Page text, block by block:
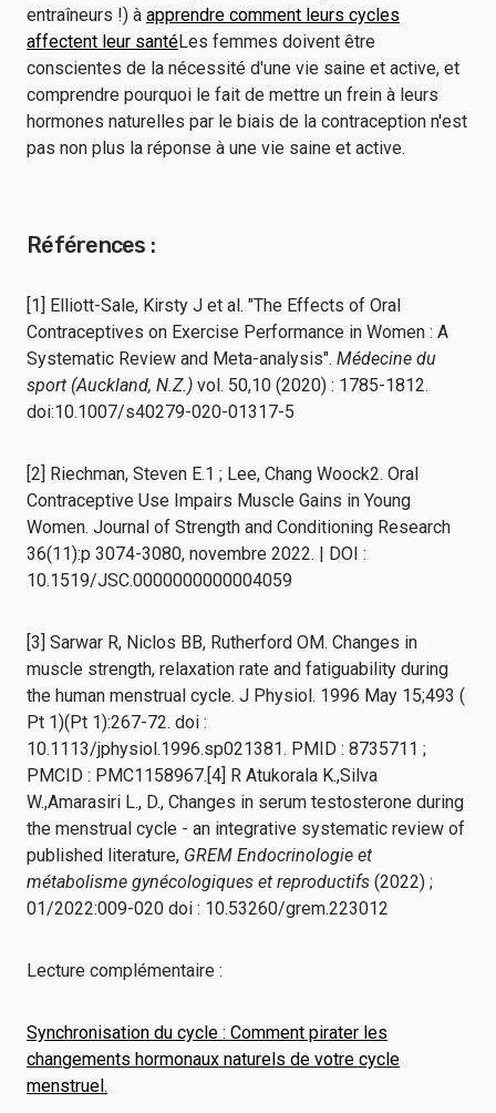
entraîneurs !) à apprendre comment leurs cycles
affectent leur santéLes femmes doivent être
conscientes de la nécessité d'une vie saine et active, et
comprendre pourquoi le fait de mettre un frein à leurs
hormones naturelles par le biais de la contraception n'est
pas non plus la réponse à une vie saine et active.
Références :
[1] Elliott-Sale, Kirsty J et al. "The Effects of Oral
Contraceptives on Exercise Performance in Women : A
Systematic Review and Meta-analysis". Médecine du
sport (Auckland, N.Z.) vol. 50,10 (2020) : 1785-1812.
doi:10.1007/s40279-020-01317-5
[2] Riechman, Steven E.1 ; Lee, Chang Woock2. Oral
Contraceptive Use Impairs Muscle Gains in Young
Women. Journal of Strength and Conditioning Research
36(11):p 3074-3080, novembre 2022. | DOI :
10.1519/JSC.0000000000004059
[3] Sarwar R, Niclos BB, Rutherford OM. Changes in
muscle strength, relaxation rate and fatiguability during
the human menstrual cycle. J Physiol. 1996 May 15;493 (
Pt 1)(Pt 1):267-72. doi :
10.1113/jphysiol.1996.sp021381. PMID : 8735711 ;
PMCID : PMC1158967.[4] R Atukorala K.,Silva
W.,Amarasiri L., D., Changes in serum testosterone during
the menstrual cycle - an integrative systematic review of
published literature, GREM Endocrinologie et
métabolisme gynécologiques et reproductifs (2022) ;
01/2022:009-020 doi : 10.53260/grem.223012
Lecture complémentaire :
Synchronisation du cycle : Comment pirater les
changements hormonaux naturels de votre cycle
menstruel.